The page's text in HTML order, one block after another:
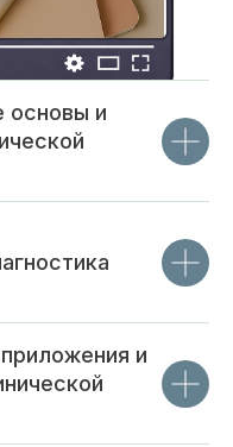
основы и
и